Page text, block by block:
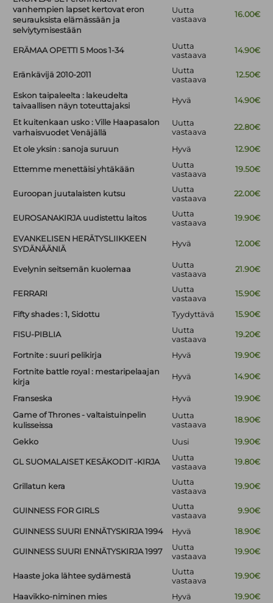
vanhempien lapset kertovat eron
seurauksista elämässään ja
selviytymisestään
Uutta
vastaava
16.00€
ERÄMAA OPETTI 5 Moos 1-34
Uutta
vastaava
14.90€
Eränkävijä 2010-2011
Uutta
vastaava
12.50€
Eskon taipaleelta : lakeudelta
taivaallisen näyn toteuttajaksi
Hyvä 14.90€
Et kuitenkaan usko : Ville Haapasalon
varhaisvuodet Venäjällä
Uutta
vastaava
22.80€
Et ole yksin : sanoja suruun Hyvä 12.90€
Ettemme menettäisi yhtäkään
Uutta
vastaava
19.50€
Euroopan juutalaisten kutsu
Uutta
vastaava
22.00€
EUROSANAKIRJA uudistettu laitos
Uutta
vastaava
19.90€
EVANKELISEN HERÄTYSLIIKKEEN
SYDÄNÄÄNIÄ
Hyvä 12.00€
Evelynin seitsemän kuolemaa
Uutta
vastaava
21.90€
FERRARI
Uutta
vastaava
15.90€
Fifty shades : 1, Sidottu Tyydyttävä 15.90€
FISU-PIBLIA
Uutta
vastaava
19.20€
Fortnite : suuri pelikirja Hyvä
19.90€
Fortnite battle royal : mestaripelaajan
kirja
Hyvä 14.90€
Franseska Hyvä
19.90€
Game of Thrones - valtaistuinpelin
kulisseissa
Uutta
vastaava
18.90€
Gekko Uusi 19.90€
GL SUOMALAISET KESÄKODIT -KIRJA
Uutta
vastaava
19.80€
Grillatun kera
Uutta
vastaava
19.90€
GUINNESS FOR GIRLS
Uutta
vastaava
9.90€
GUINNESS SUURI ENNÄTYSKIRJA 1994 Hyvä 18.90€
GUINNESS SUURI ENNÄTYSKIRJA 1997
Uutta
vastaava
19.90€
Haaste joka lähtee sydämestä
Uutta
vastaava
19.90€
Haavikko-niminen mies Hyvä 19.90€